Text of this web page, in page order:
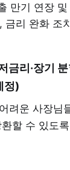
만기 연장
금리 완화 조
리·장기
정)
려운 사장님
할 수 있도